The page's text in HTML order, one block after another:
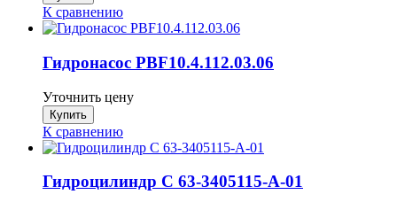
К сравнению
Гидронасос PBF10.4.112.03.06
Уточнить цену
К сравнению
Гидроцилиндр C 63-3405115-А-01